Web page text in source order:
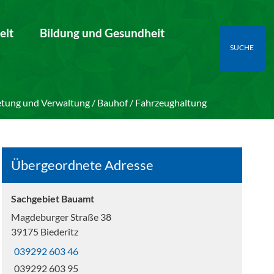
Bildung und Gesundheit
SUCHE
und Verwaltung / Bauhof / Fahrzeughaltung
Übergeordnete Adresse
Sachgebiet Bauamt
Magdeburger Straße 38
39175 Biederitz
039292 603 46
039292 603 95